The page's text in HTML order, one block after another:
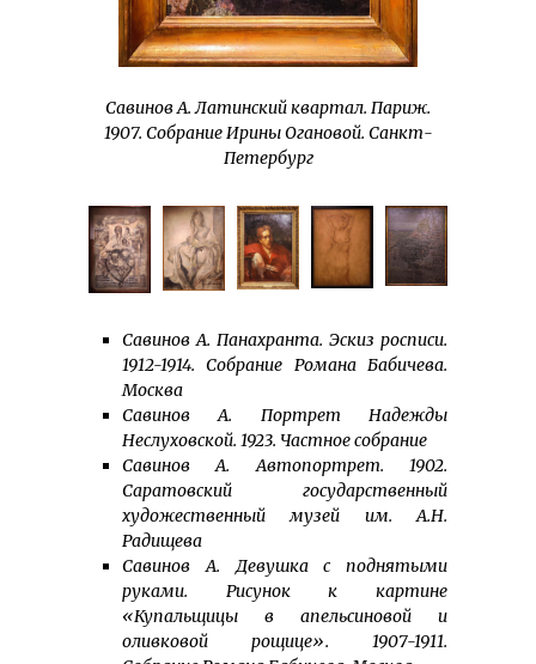
Савинов А. Латинский квартал. Париж.
1907. Собрание Ирины Огановой. Санкт-
Петербург
Савинов А. Панахранта. Эскиз росписи.
1912-1914. Собрание Романа Бабичева.
Москва
Савинов А. Портрет Надежды
Неслуховской. 1923. Частное собрание
Савинов А. Автопортрет. 1902.
Саратовский государственный
художественный музей им. А.Н.
Радищева
Савинов А. Девушка с поднятыми
руками. Рисунок к картине
«Купальщицы в апельсиновой и
оливковой рощице». 1907-1911.